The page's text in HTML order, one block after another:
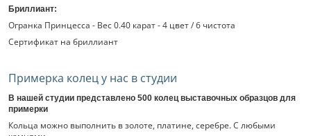
Бриллиант:
Огранка Принцесса - Вес 0.40 карат - 4 цвет / 6 чистота
Сертификат на бриллиант
Примерка колец у нас в студии
В нашей студии представлено 500 колец выставочных образцов для
примерки
Кольца можно выполнить в золоте, платине, серебре. С любыми